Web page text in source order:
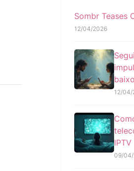
Sombr Teases
12/04/2026
12/04/
09/